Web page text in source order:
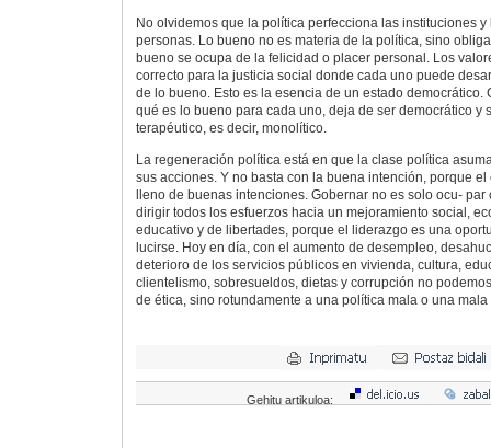
No olvidemos que la política perfecciona las instituciones
personas. Lo bueno no es materia de la política, sino
bueno se ocupa de la felicidad o placer personal. Los
correcto para la justicia social donde cada uno puede
de lo bueno. Esto es la esencia de un estado democrático.
qué es lo bueno para cada uno, deja de ser democrático y
terapéutico, es decir, monolítico.
La regeneración política está en que la clase política
sus acciones. Y no basta con la buena intención, porque
lleno de buenas intenciones. Gobernar no es solo ocu- par
dirigir todos los esfuerzos hacia un mejoramiento social,
educativo y de libertades, porque el liderazgo es una
lucirse. Hoy en día, con el aumento de desempleo,
deterioro de los servicios públicos en vivienda, cultura,
clientelismo, sobresueldos, dietas y corrupción no
de ética, sino rotundamente a una política mala o una mala
Gehitu artikuloa: